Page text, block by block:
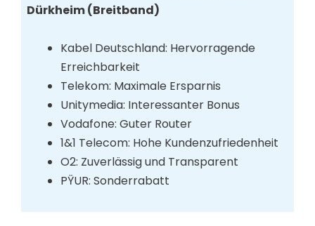
Dürkheim (Breitband)
Kabel Deutschland: Hervorragende
Erreichbarkeit
Telekom: Maximale Ersparnis
Unitymedia: Interessanter Bonus
Vodafone: Guter Router
1&1 Telecom: Hohe Kundenzufriedenheit
O2: Zuverlässig und Transparent
PŸUR: Sonderrabatt